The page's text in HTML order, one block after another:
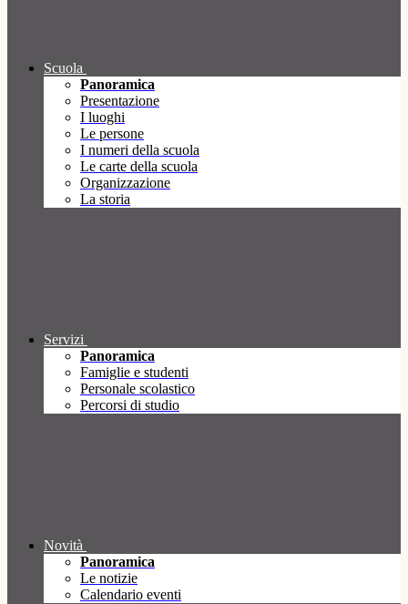
Scuola
Panoramica
Presentazione
I luoghi
Le persone
I numeri della scuola
Le carte della scuola
Organizzazione
La storia
Servizi
Panoramica
Famiglie e studenti
Personale scolastico
Percorsi di studio
Novità
Panoramica
Le notizie
Calendario eventi